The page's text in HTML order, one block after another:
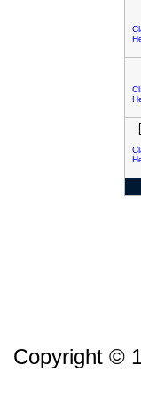
Copyright ©